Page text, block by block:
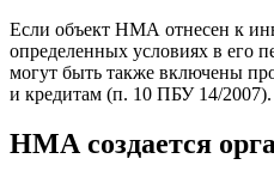
Если объект НМА отнесен к
определенных условиях в его
могут быть также включены
и кредитам (п. 10 ПБУ 14/2007).
НМА создается